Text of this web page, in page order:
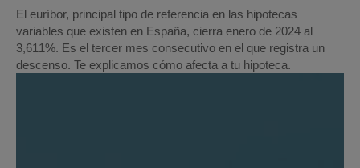
El euríbor, principal tipo de referencia en las hipotecas
variables que existen en España, cierra enero de 2024 al
3,611%. Es el tercer mes consecutivo en el que registra un
descenso. Te explicamos cómo afecta a tu hipoteca.